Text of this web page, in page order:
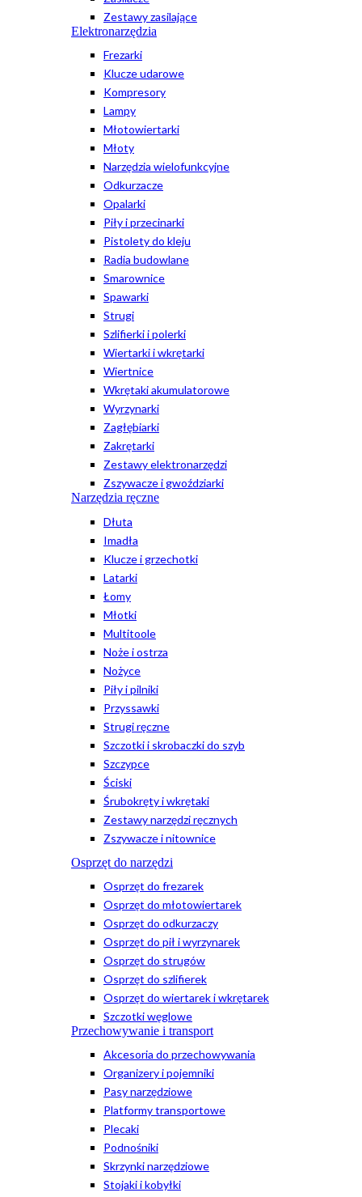
Zestawy zasilające
Elektronarzędzia
Frezarki
Klucze udarowe
Kompresory
Lampy
Młotowiertarki
Młoty
Narzędzia wielofunkcyjne
Odkurzacze
Opalarki
Piły i przecinarki
Pistolety do kleju
Radia budowlane
Smarownice
Spawarki
Strugi
Szlifierki i polerki
Wiertarki i wkrętarki
Wiertnice
Wkrętaki akumulatorowe
Wyrzynarki
Zagłębiarki
Zakrętarki
Zestawy elektronarzędzi
Zszywacze i gwoździarki
Narzędzia ręczne
Dłuta
Imadła
Klucze i grzechotki
Latarki
Łomy
Młotki
Multitoole
Noże i ostrza
Nożyce
Piły i pilniki
Przyssawki
Strugi ręczne
Szczotki i skrobaczki do szyb
Szczypce
Ściski
Śrubokręty i wkrętaki
Zestawy narzędzi ręcznych
Zszywacze i nitownice
Osprzęt do narzędzi
Osprzęt do frezarek
Osprzęt do młotowiertarek
Osprzęt do odkurzaczy
Osprzęt do pił i wyrzynarek
Osprzęt do strugów
Osprzęt do szlifierek
Osprzęt do wiertarek i wkrętarek
Szczotki węglowe
Przechowywanie i transport
Akcesoria do przechowywania
Organizery i pojemniki
Pasy narzędziowe
Platformy transportowe
Plecaki
Podnośniki
Skrzynki narzędziowe
Stojaki i kobyłki